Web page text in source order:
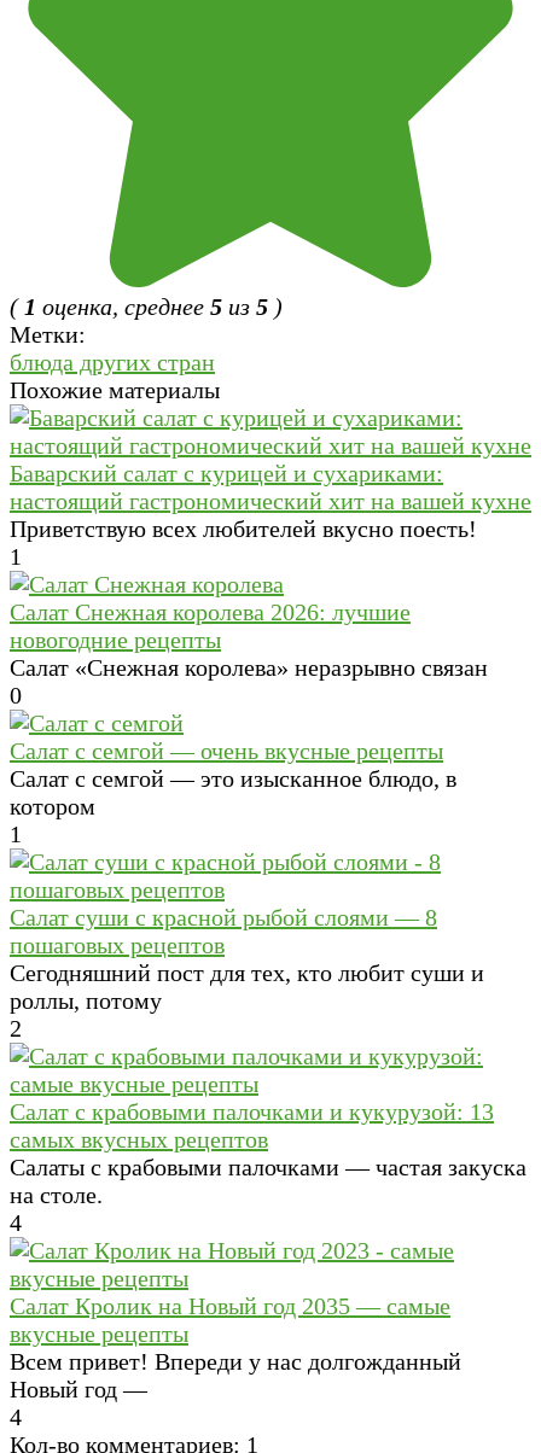
( 1 оценка, среднее 5 из 5 )
Метки:
блюда других стран
Похожие материалы
Баварский салат с курицей и сухариками:
настоящий гастрономический хит на вашей кухне
Приветствую всех любителей вкусно поесть!
1
Салат Cнежная королева 2026: лучшие
новогодние рецепты
Салат «Снежная королева» неразрывно связан
0
Салат с семгой — очень вкусные рецепты
Салат с семгой — это изысканное блюдо, в
котором
1
Салат суши с красной рыбой слоями — 8
пошаговых рецептов
Сегодняшний пост для тех, кто любит суши и
роллы, потому
2
Салат с крабовыми палочками и кукурузой: 13
самых вкусных рецептов
Салаты с крабовыми палочками — частая закуска
на столе.
4
Салат Кролик на Новый год 2035 — самые
вкусные рецепты
Всем привет! Впереди у нас долгожданный
Новый год —
4
Кол-во комментариев: 1